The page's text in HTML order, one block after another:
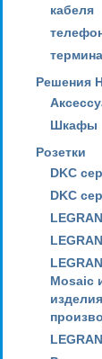
кабеля
Решения
Шкафы
Розетки
DKC
DKC
Mosaic